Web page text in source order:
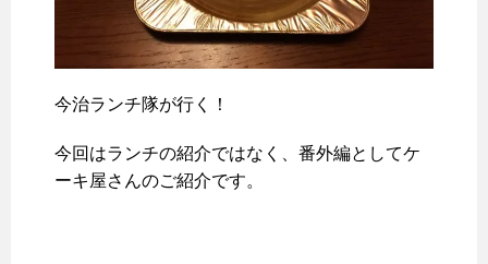
今治ランチ隊が行く！
今回はランチの紹介ではなく、番外編としてケ
ーキ屋さんのご紹介です。